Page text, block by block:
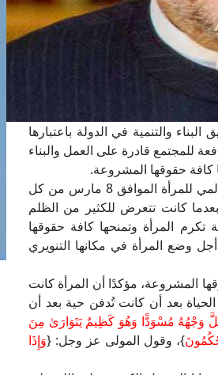
والتنمية في الدولة باعتبارها
للمجتمع قادرة على العمل والبناء
كافة حقوقها المشروعة.
وقال مفتي الجمهورية في كلمته، اليوم الخميس، بمناسبة الاحتفال باليوم العالمي للمرأة الموافق 8 مارس من كل
كانت تتعرض للكثير من الظلم
تكرم المرأة وتمنحها كافة حقوقها
وضع المرأة في مكانها التنويري
المشروعة، مؤكدًا أن المرأة كانت
بعد أن كانت تُدفن حية بعد أن
وَجْهُهُ مُسْوَدًّا وَهُوَ كَظِيمٌ يَتَوَارَىٰ مِنَ
}، وقول المولى عز وجل: {وَإِذَا